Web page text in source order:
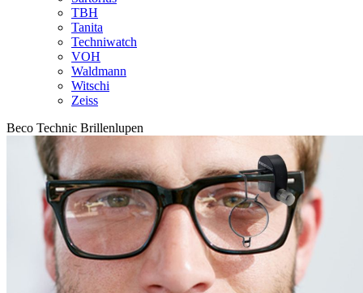
TBH
Tanita
Techniwatch
VOH
Waldmann
Witschi
Zeiss
Beco Technic Brillenlupen